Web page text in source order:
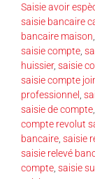
Saisie avoir
saisie bancaire
bancaire maison
saisie compte
huissier, saisie
saisie compte
professionnel
saisie de compte
compte revolut
bancaire saisie
saisie relevé
compte saisie